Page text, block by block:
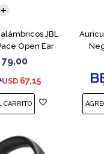
JBL
Open Ear
79,00
USD 67,15